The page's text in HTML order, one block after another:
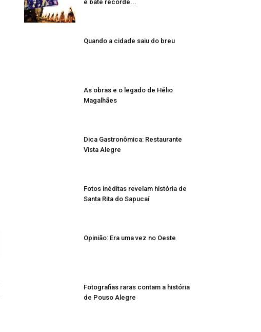
e bate recorde...
Quando a cidade saiu do breu
As obras e o legado de Hélio
Magalhães
Dica Gastronômica: Restaurante
Vista Alegre
Fotos inéditas revelam história de
Santa Rita do Sapucaí
Opinião: Era uma vez no Oeste
Fotografias raras contam a história
de Pouso Alegre